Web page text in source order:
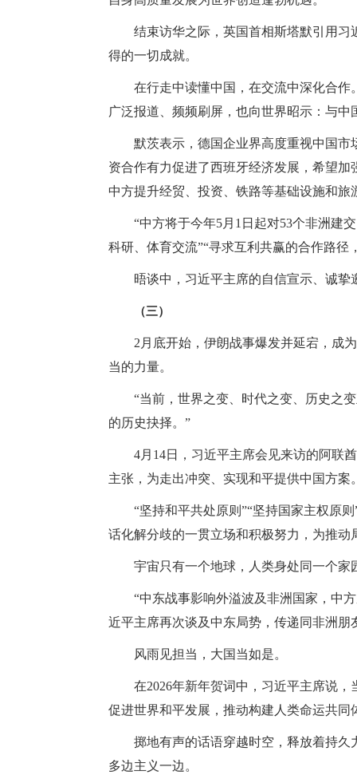
结束访华之际，英国首相斯塔默引用
得的一切成就。
在行走中读懂中国，在交流中深化合
广泛报道、频频刷屏，也向世界昭示：与
默茨表示，德国企业界高度重视中国
资合作有力促进了西班牙经济发展，希望
中方提升经贸、投资、铁路等基础设施和
“中方将于今年5月1日起对53个非洲建
科研、体育交流”“寻求互利共赢的合作路
晤谈中，习近平主席的自信宣示、诚
（三）
2月底开始，伊朗战事爆发并延宕，成
当的力量。
“当前，世界之变、时代之变、历史之
的历史抉择。”
4月14日，习近平主席会见来访的阿联
主张，为走出冲突、实现和平提供中国方案
“坚持和平共处原则”“坚持国家主权原
话化解分歧的一贯立场和积极努力，为推动
宇宙只有一个地球，人类身处同一个
“中东战事影响外溢波及非洲国家，中
近平主席再次谈及中东局势，传递同非洲
风雨见担当，大国当如是。
在2026年新年贺词中，习近平主席说
促进世界和平发展，推动构建人类命运共同
掷地有声的话语穿越时空，释放着持
多边主义一边。